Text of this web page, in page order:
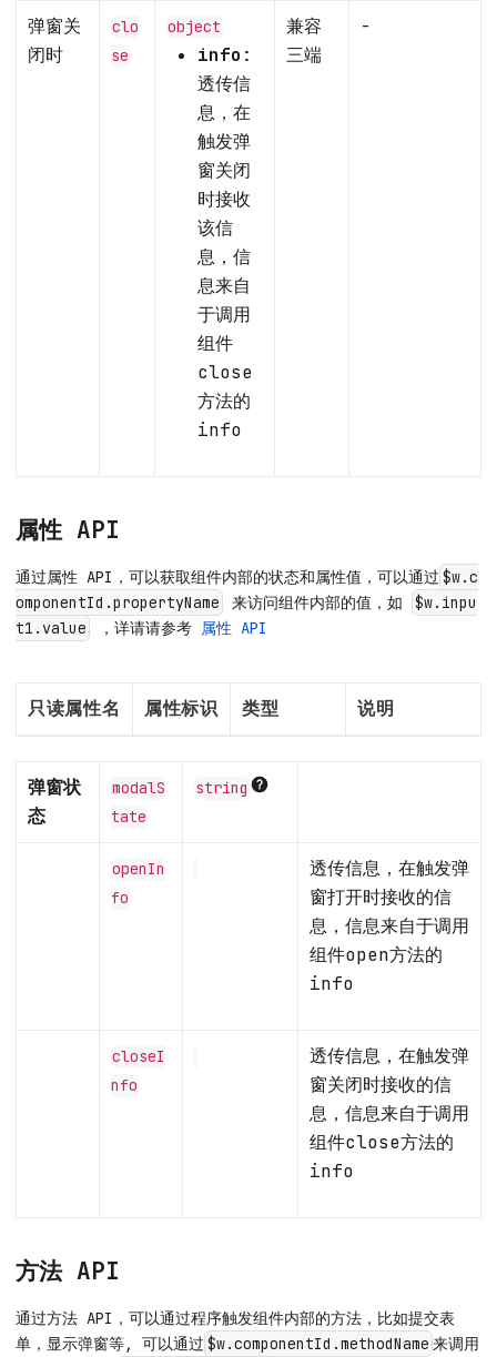
弹窗关
闭时
clo
se
object
info :
透传信
息，在
触发弹
窗关闭
时接收
该信
息，信
息来自
于调用
组件
close
方法的
info
兼容
三端
-
属性 API
通过属性 API，可以获取组件内部的状态和属性值，可以通过 $w.c
omponentId.propertyName
来访问组件内部的值，如
$w.inpu
t1.value
，详请请参考 属性 API
只读属性名 属性标识 类型 说明
弹窗状
态
modalS
tate
string
openIn
fo
透传信息，在触发弹
窗打开时接收的信
息，信息来自于调用
组件open方法的
info
closeI
nfo
透传信息，在触发弹
窗关闭时接收的信
息，信息来自于调用
组件close方法的
info
方法 API
通过方法 API，可以通过程序触发组件内部的方法，比如提交表
单，显示弹窗等, 可以通过 $w.componentId.methodName 来调用